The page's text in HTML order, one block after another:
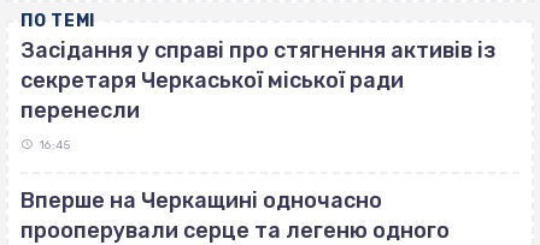
ПО ТЕМІ
Засідання у справі про стягнення активів із
секретаря Черкаської міської ради
перенесли
16:45
Вперше на Черкащині одночасно
прооперували серце та легеню одного